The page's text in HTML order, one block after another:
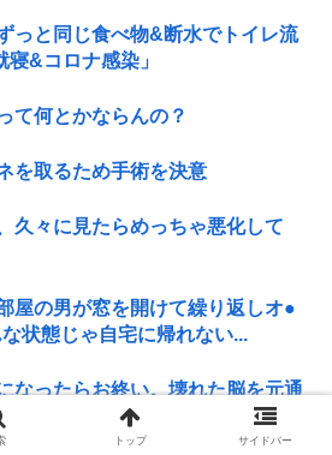
っと同じ食べ物&断水でトイレ流
&コロナ感染」
て何とかならんの？
を取るため手術を決意
久々に見たらめっちゃ悪化して
屋の男が窓を開けて繰り返しオ●
状態じゃ自宅に帰れない...
なったらお終い。壊れた脳を元通
い。
トップ サイドバー